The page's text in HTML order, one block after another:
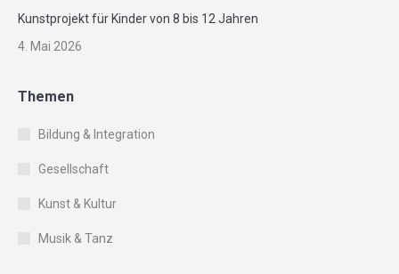
Kunstprojekt für Kinder von 8 bis 12 Jahren
4. Mai 2026
Themen
Bildung & Integration
Gesellschaft
Kunst & Kultur
Musik & Tanz